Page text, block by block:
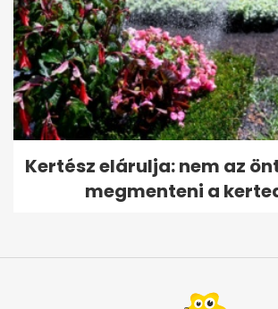
Kertész elárulja: nem az
megmenteni a